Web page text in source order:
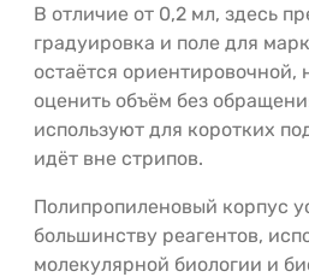
В отличие от 0,2 мл, здесь
градуировка и поле для
остаётся ориентировочной,
оценить объём без
используют для коротких
идёт вне стрипов.
Полипропиленовый корпус
большинству реагентов,
молекулярной биологии и